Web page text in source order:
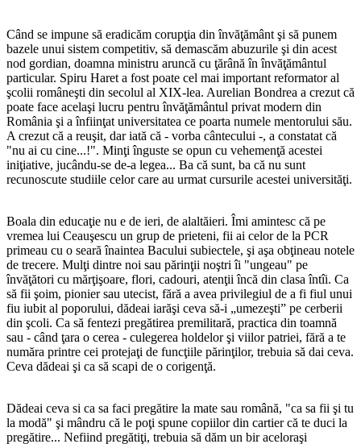
Când se impune să eradicăm corupţia din învăţământ şi să punem
bazele unui sistem competitiv, să demascăm abuzurile şi din acest
nod gordian, doamna ministru aruncă cu ţărână în învăţământul
particular. Spiru Haret a fost poate cel mai important reformator al
şcolii româneşti din secolul al XIX-lea. Aurelian Bondrea a crezut că
poate face acelaşi lucru pentru învăţământul privat modern din
România şi a înfiinţat universitatea ce poarta numele mentorului său.
A crezut că a reuşit, dar iată că - vorba cântecului -, a constatat că
"nu ai cu cine...!". Minţi înguste se opun cu vehemenţă acestei
iniţiative, jucându-se de-a legea... Ba că sunt, ba că nu sunt
recunoscute studiile celor care au urmat cursurile acestei universităţi.
Boala din educaţie nu e de ieri, de alaltăieri. Îmi amintesc că pe
vremea lui Ceauşescu un grup de prieteni, fii ai celor de la PCR
primeau cu o seară înaintea Bacului subiectele, şi aşa obţineau notele
de trecere. Mulţi dintre noi sau părinţii noştri îi "ungeau" pe
învăţători cu mărţişoare, flori, cadouri, atenţii încă din clasa întîi. Ca
să fii şoim, pionier sau utecist, fără a avea privilegiul de a fi fiul unui
fiu iubit al poporului, dădeai iarăşi ceva să-i „umezeşti” pe cerberii
din şcoli. Ca să fentezi pregătirea premilitară, practica din toamnă
sau - când ţara o cerea - culegerea holdelor şi viilor patriei, fără a te
număra printre cei protejaţi de funcţiile părinţilor, trebuia să dai ceva.
Ceva dădeai şi ca să scapi de o corigenţă.
Dădeai ceva si ca sa faci pregătire la mate sau română, "ca sa fii şi tu
la modă" şi mândru că le poţi spune copiilor din cartier că te duci la
pregătire... Nefiind pregătiţi, trebuia să dăm un bir aceloraşi